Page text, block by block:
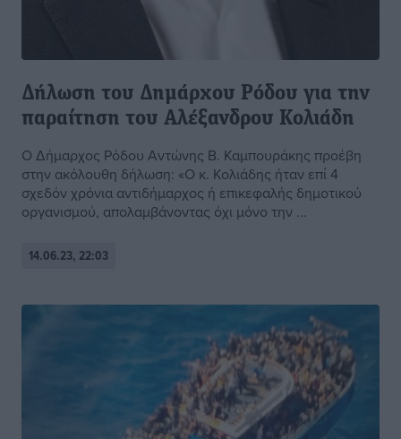
Δήλωση του Δημάρχου Ρόδου για την
παραίτηση του Αλέξανδρου Κολιάδη
Ο Δήμαρχος Ρόδου Αντώνης Β. Καμπουράκης προέβη
στην ακόλουθη δήλωση: «Ο κ. Κολιάδης ήταν επί 4
σχεδόν χρόνια αντιδήμαρχος ή επικεφαλής δημοτικού
οργανισμού, απολαμβάνοντας όχι μόνο την ...
14.06.23, 22:03